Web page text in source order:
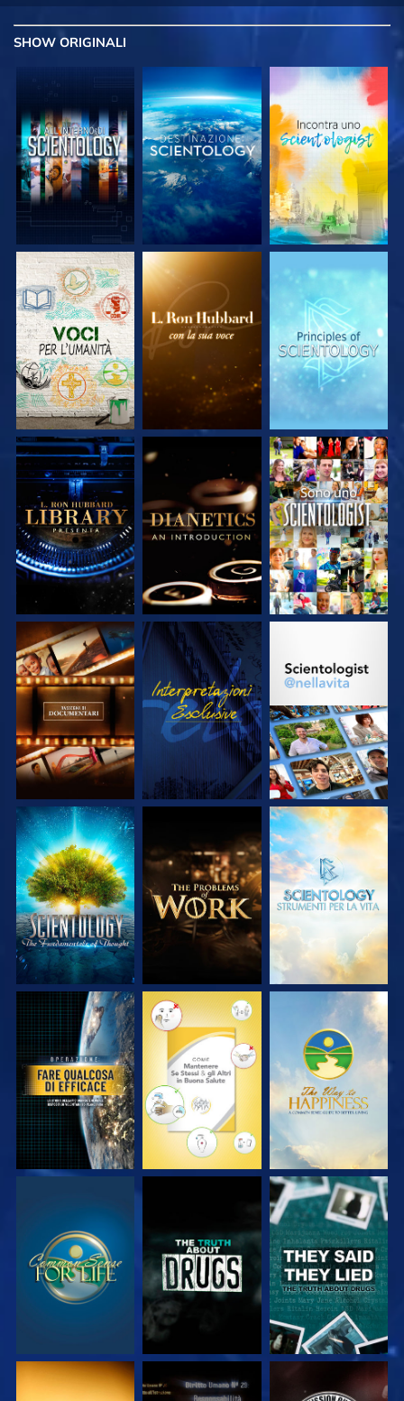
SHOW ORIGINALI
ESPLORA LE
SERIE
ESPLORA LE
SERIE
ESPLORA LE
SERIE
ESPLORA LE
SERIE
ESPLORA LE
SERIE
GUARDA
ESPLORA LE
SERIE
GUARDA
ESPLORA LE
ESPLORA LE
SERIE
ESPLORA LE
SERIE
ESPLORA LE
SERIE
GUARDA GUARDA GUARDA
GUARDA GUARDA GUARDA